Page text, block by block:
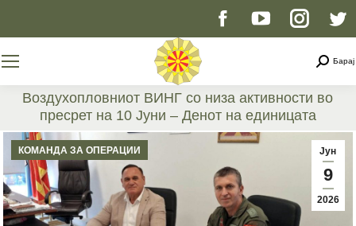
Facebook
opens
in
new
window
YouTube
opens
in
window
page
opens
in
new
window
Барај
Воздухопловниот ВИНГ со низа активности во
пресрет на 10 Јуни – Денот на единицата
You are here:
Јун
9
2026
КОМАНДА ЗА ОПЕРАЦИИ